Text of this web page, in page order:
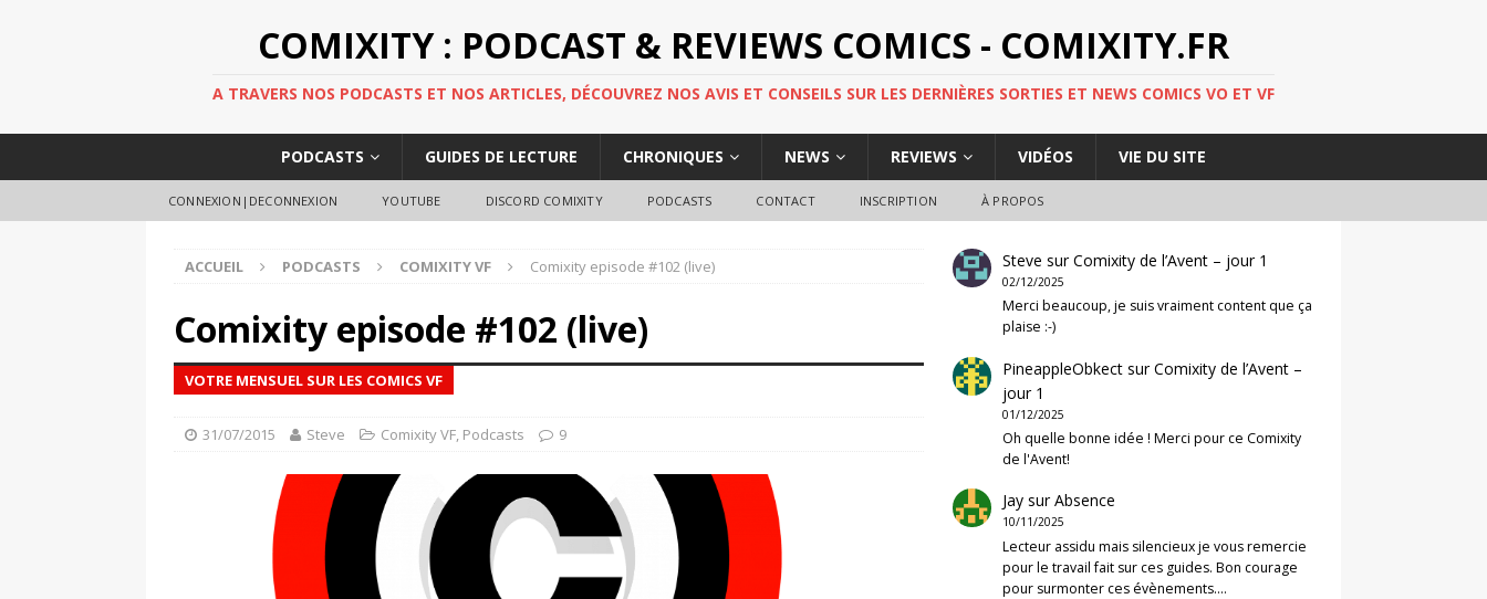
COMIXITY : PODCAST & REVIEWS COMICS - COMIXITY.FR
A TRAVERS NOS PODCASTS ET NOS ARTICLES, DÉCOUVREZ NOS AVIS ET CONSEILS SUR LES DERNIÈRES SORTIES ET NEWS COMICS VO ET VF
PODCASTS GUIDES DE LECTURE CHRONIQUES NEWS REVIEWS VIDÉOS VIE DU SITE
CONNEXION|DECONNEXION YOUTUBE DISCORD COMIXITY PODCASTS CONTACT INSCRIPTION À PROPOS
ACCUEIL PODCASTS COMIXITY VF Comixity episode #102 (live)
Comixity episode #102 (live)
VOTRE MENSUEL SUR LES COMICS VF
31/07/2015 Steve Comixity VF, Podcasts 9
Steve surComixity de l’Avent – jour 1
02/12/2025
Merci beaucoup, je suis vraiment content que ça
plaise :-)
PineappleObkect surComixity de l’Avent –
jour 1
01/12/2025
Oh quelle bonne idée ! Merci pour ce Comixity
de l'Avent!
Jay surAbsence
10/11/2025
Lecteur assidu mais silencieux je vous remercie
pour le travail fait sur ces guides. Bon courage
pour surmonter ces évènements.…